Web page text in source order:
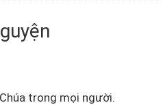
trong mọi người.